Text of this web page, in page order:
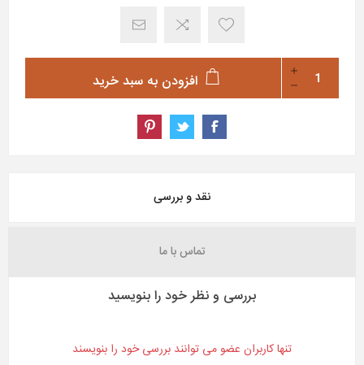
افزودن به سبد خرید
نقد و بررسی
تماس با ما
بررسی و نظر خود را بنویسید
تنها کاربران عضو می توانند بررسی خود را بنویسند